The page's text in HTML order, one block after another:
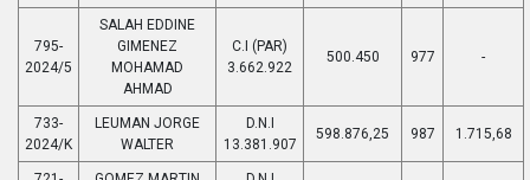
795-
2024/5
SALAH EDDINE
GIMENEZ
MOHAMAD
AHMAD
C.I (PAR)
3.662.922
500.450 977 -
733-
2024/K
LEUMAN JORGE
WALTER
D.N.I
13.381.907
598.876,25 987 1.715,68